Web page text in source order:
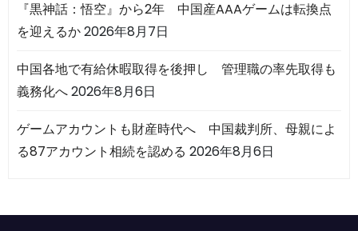
『黒神話：悟空』から2年 中国産AAAゲームは転換点
を迎えるか2026年8月7日
中国各地で有給休暇取得を後押し 管理職の率先取得も
義務化へ2026年8月6日
ゲームアカウントも財産時代へ 中国裁判所、母親によ
る87アカウント相続を認める 2026年8月6日